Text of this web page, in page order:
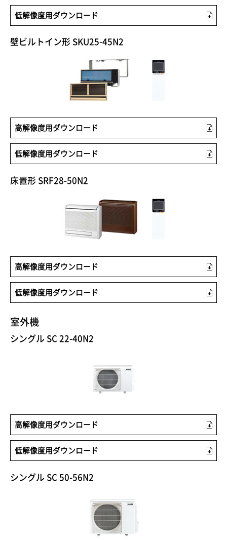
低解像度用ダウンロード
壁ビルトイン形 SKU25-45N2
高解像度用ダウンロード
低解像度用ダウンロード
床置形 SRF28-50N2
高解像度用ダウンロード
低解像度用ダウンロード
室外機
シングル SC 22-40N2
高解像度用ダウンロード
低解像度用ダウンロード
シングル SC 50-56N2